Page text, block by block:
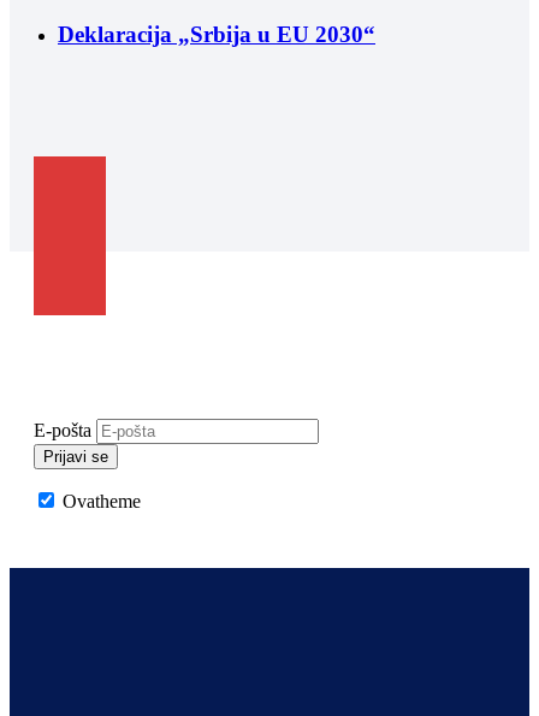
Deklaracija „Srbija u EU 2030“
E-pošta
Prijavi se
Ovatheme